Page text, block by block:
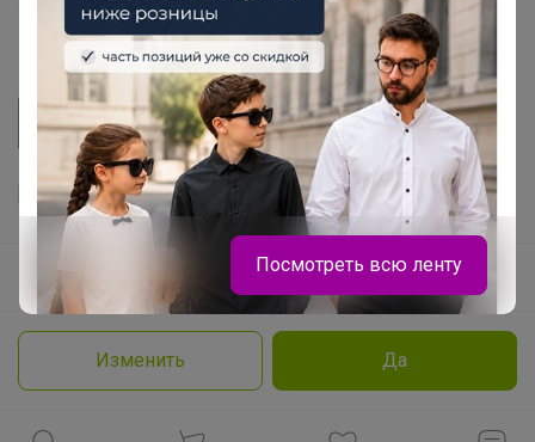
Ваш регион
Изменить Да
Укорачиватель ссылок
© ООО "Лявита", ОГРН 1122468054070, 2012 - 2026
Политика конфиденциальности
Cоглашение пользователя
Посмотреть всю ленту
Продолжая использовать этот сайт и нажимая кнопку
«Принять», вы даёте согласие на обработку файлов
Принять